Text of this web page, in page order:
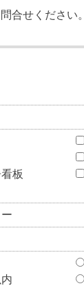
合せください。
板